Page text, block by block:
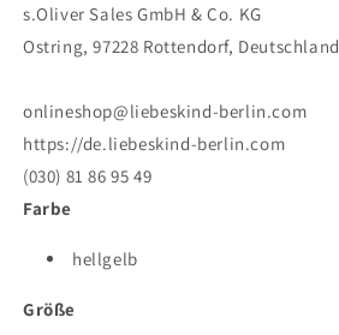
s.Oliver Sales GmbH & Co. KG
Ostring, 97228 Rottendorf, Deutschland
onlineshop@liebeskind-berlin.com
https://de.liebeskind-berlin.com
(030) 81 86 95 49
Farbe
hellgelb
Größe